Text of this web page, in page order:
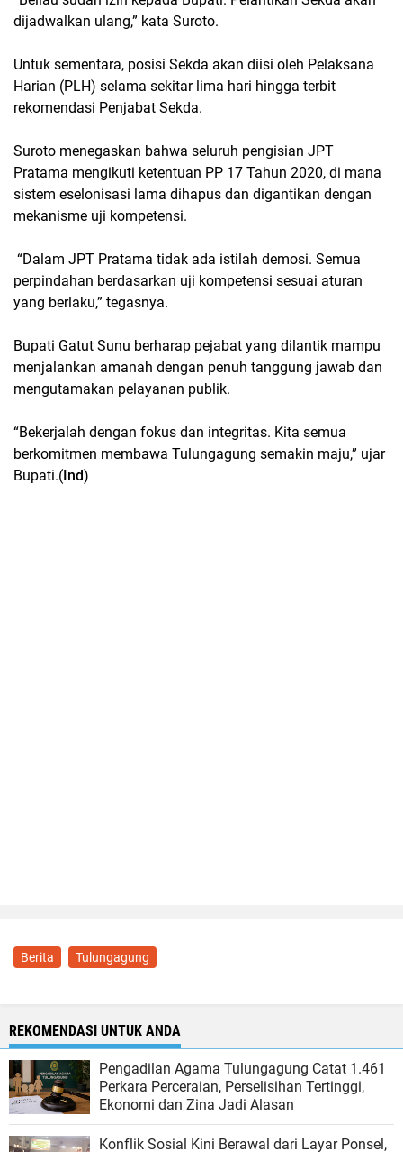
dijadwalkan ulang,” kata Suroto.
Untuk sementara, posisi Sekda akan diisi oleh Pelaksana
Harian (PLH) selama sekitar lima hari hingga terbit
rekomendasi Penjabat Sekda.
Suroto menegaskan bahwa seluruh pengisian JPT
Pratama mengikuti ketentuan PP 17 Tahun 2020, di mana
sistem eselonisasi lama dihapus dan digantikan dengan
mekanisme uji kompetensi.
“Dalam JPT Pratama tidak ada istilah demosi. Semua
perpindahan berdasarkan uji kompetensi sesuai aturan
yang berlaku,” tegasnya.
Bupati Gatut Sunu berharap pejabat yang dilantik mampu
menjalankan amanah dengan penuh tanggung jawab dan
mengutamakan pelayanan publik.
“Bekerjalah dengan fokus dan integritas. Kita semua
berkomitmen membawa Tulungagung semakin maju,” ujar
Bupati.(Ind)
Berita Tulungagung
REKOMENDASI UNTUK ANDA
Pengadilan Agama Tulungagung Catat 1.461
Perkara Perceraian, Perselisihan Tertinggi,
Ekonomi dan Zina Jadi Alasan
Konflik Sosial Kini Berawal dari Layar Ponsel,